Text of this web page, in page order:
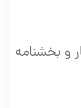
و بخشنامه